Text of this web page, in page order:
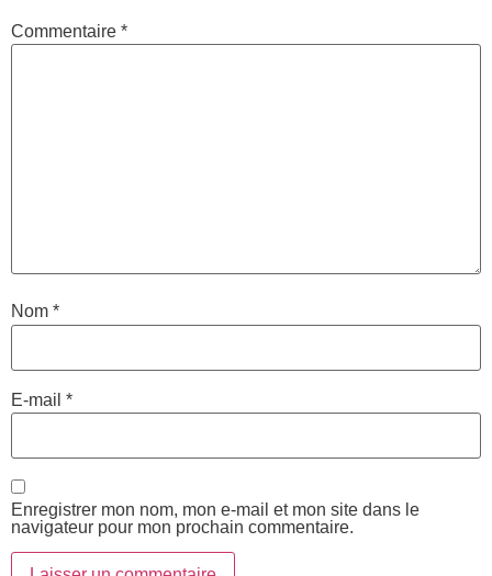
Commentaire *
Nom *
E-mail *
Enregistrer mon nom, mon e-mail et mon site dans le
navigateur pour mon prochain commentaire.